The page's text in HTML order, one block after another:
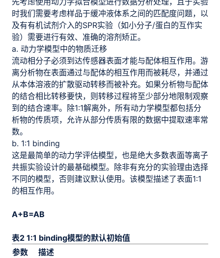
时我们需要考虑样品于缓冲液体系之间的匹配度问题，以
及有有机试剂介入的SPR实验（如小分子/蛋白的互作实
验）需要进行有效、准确的溶剂矫正。
a. 动力学模型中的物质迁移
流动相分子必须到达传感器表面才能与配体相互作用。游
离分析物在表面通过与配体的相互作用而被耗尽，并通过
从本体溶液的扩散驱动转移而被补充。如果分析物与配体
的结合相比转移要快，则转移过程将至少部分地限制观察
到的结合速率。除1:1解离外，所有动力学模型都包括分
析物的传质项，允许从部分传质有限的数据中提取速率常
数。
b. 1:1 binding
这是最简单的动力学评估模型，也是绝大多数表面等离子
共振实验设计的最基础模型。除非有充分的实验理由选择
不同的模型，否则建议默认使用。该模型描述了表面1:1
的相互作用。
A+B=AB
表2 1:1 binding模型的默认初始值
参数
描述